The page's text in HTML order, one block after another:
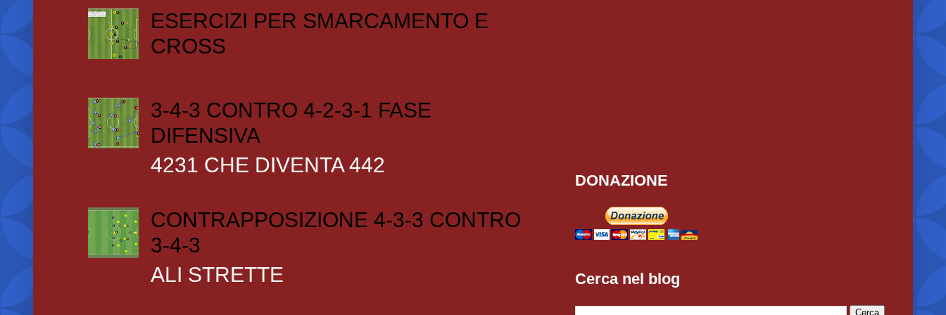
ESERCIZI PER SMARCAMENTO E
CROSS
3-4-3 CONTRO 4-2-3-1 FASE
DIFENSIVA
4231 CHE DIVENTA 442
CONTRAPPOSIZIONE 4-3-3 CONTRO
3-4-3
ALI STRETTE
DONAZIONE
Cerca nel blog